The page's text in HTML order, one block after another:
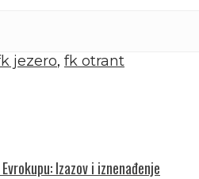
jezero, fk otrant
Izazov i iznenađenje